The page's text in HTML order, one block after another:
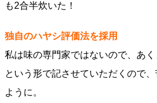
も2合半炊いた！
独自のハヤシ評価法を採用
私は味の専門家ではないので、あ
という形で記させていただくので
ように。